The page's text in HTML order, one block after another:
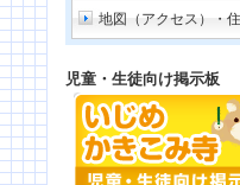
地図（アクセス）・
児童・生徒向け掲示板